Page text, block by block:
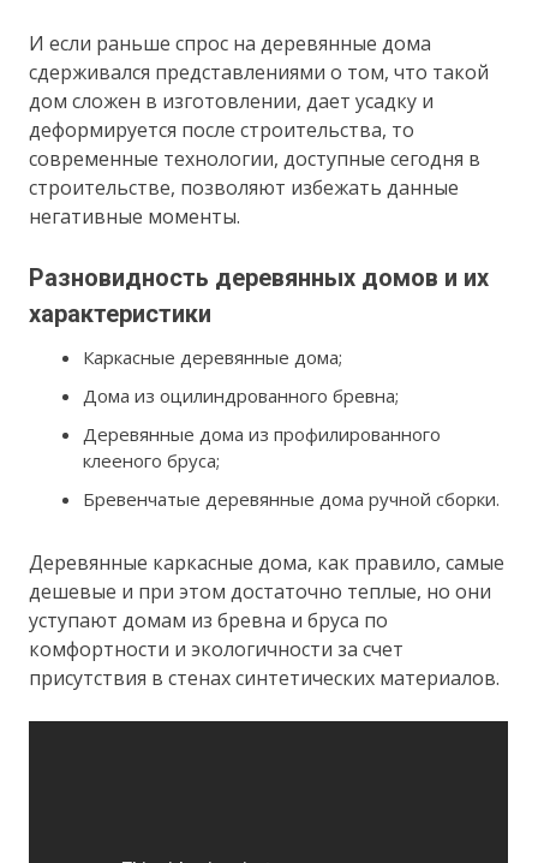
И если раньше спрос на деревянные дома
сдерживался представлениями о том, что такой
дом сложен в изготовлении, дает усадку и
деформируется после строительства, то
современные технологии, доступные сегодня в
строительстве, позволяют избежать данные
негативные моменты.
Разновидность деревянных домов и их
характеристики
Каркасные деревянные дома;
Дома из оцилиндрованного бревна;
Деревянные дома из профилированного
клееного бруса;
Бревенчатые деревянные дома ручной сборки.
Деревянные каркасные дома, как правило, самые
дешевые и при этом достаточно теплые, но они
уступают домам из бревна и бруса по
комфортности и экологичности за счет
присутствия в стенах синтетических материалов.